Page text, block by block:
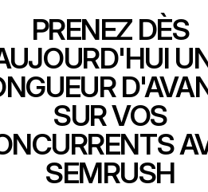
PRENEZ DÈS
SUR VOS
SEMRUSH